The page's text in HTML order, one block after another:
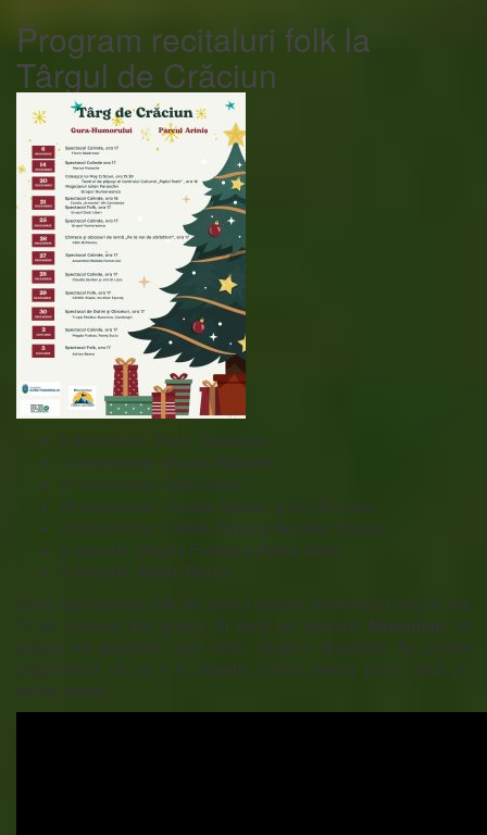
Program recitaluri folk la
Târgul de Crăciun
6 decembrie: Florin Săsărman;
14 decembrie: Marius Matache;
21 decembrie: Dacii Liberi;
28 decembrie: Claudia Șerdan și Jimi El Laco;
29 decembrie: Cătălin Stepa și Aurelian Epuraș;
2 ianuarie: Magda Puskas și Rareș Suciu;
3 ianuarie: Adrian Bezna.
Toate spectacolele folk din cadrul acestui eveniment încep la ora
17.00, accesul fiind gratuit. Și dacă am pomenit Ninsorium, vă
propun să ascultăm, cum altfel, Ninge-n Bucovina. Au promis
organizatorii că va fi și zăpadă, măcar pentru poze, dacă nu
pentru schiat.